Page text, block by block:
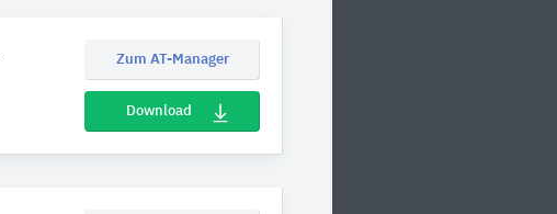
Zum AT-Manager
Download